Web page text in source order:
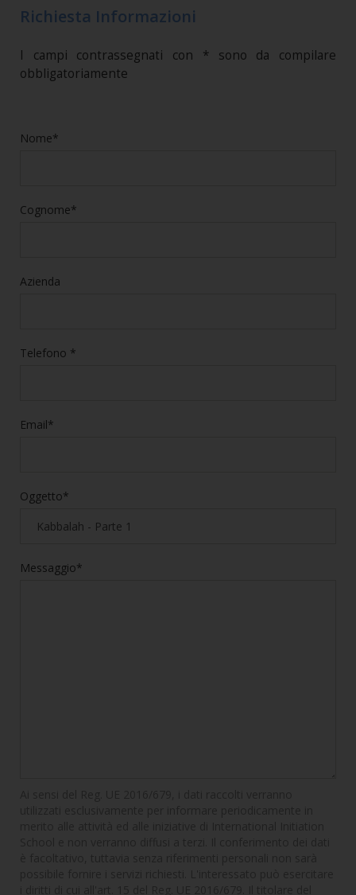
Richiesta Informazioni
I campi contrassegnati con * sono da compilare
obbligatoriamente
Nome*
Cognome*
Azienda
Telefono *
Email*
Oggetto*
Messaggio*